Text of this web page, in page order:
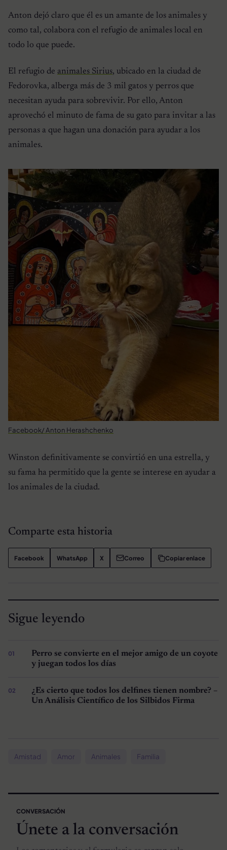
Anton dejó claro que él es un amante de los animales y
como tal, colabora con el refugio de animales local en
todo lo que puede.
El refugio de animales Sirius, ubicado en la ciudad de
Fedorovka, alberga más de 3 mil gatos y perros que
necesitan ayuda para sobrevivir. Por ello, Anton
aprovechó el minuto de fama de su gato para invitar a las
personas a que hagan una donación para ayudar a los
animales.
Facebook/ Anton Herashchenko
Winston definitivamente se convirtió en una estrella, y
su fama ha permitido que la gente se interese en ayudar a
los animales de la ciudad.
Comparte esta historia
Facebook WhatsApp X Correo Copiar enlace
Sigue leyendo
Perro se convierte en el mejor amigo de un coyote
y juegan todos los días
¿Es cierto que todos los delfines tienen nombre? –
Un Análisis Científico de los Silbidos Firma
Amistad Amor Animales Familia
CONVERSACIÓN
Únete a la conversación